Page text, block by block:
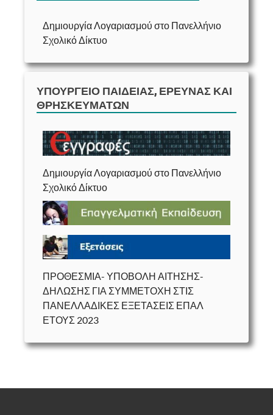
Δημιουργία Λογαριασμού στο Πανελλήνιο
Σχολικό Δίκτυο
ΥΠΟΥΡΓΕΊΟ ΠΑΙΔΕΊΑΣ, ΈΡΕΥΝΑΣ ΚΑΙ
ΘΡΗΣΚΕΥΜΆΤΩΝ
Δημιουργία Λογαριασμού στο Πανελλήνιο
Σχολικό Δίκτυο
ΠΡΟΘΕΣΜΙΑ- ΥΠΟΒΟΛΗ ΑΙΤΗΣΗΣ-
ΔΗΛΩΣΗΣ ΓΙΑ ΣΥΜΜΕΤΟΧΗ ΣΤΙΣ
ΠΑΝΕΛΛΑΔΙΚΕΣ ΕΞΕΤΑΣΕΙΣ ΕΠΑΛ
ΕΤΟΥΣ 2023